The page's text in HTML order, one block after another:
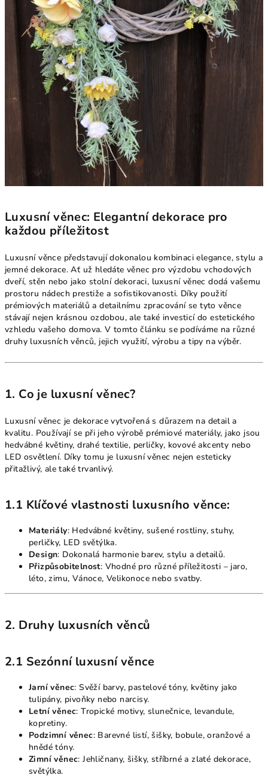
Luxusní věnec: Elegantní dekorace pro
každou příležitost
Luxusní věnce představují dokonalou kombinaci elegance, stylu a
jemné dekorace. Ať už hledáte věnec pro výzdobu vchodových
dveří, stěn nebo jako stolní dekoraci, luxusní věnec dodá vašemu
prostoru nádech prestiže a sofistikovanosti. Díky použití
prémiových materiálů a detailnímu zpracování se tyto věnce
stávají nejen krásnou ozdobou, ale také investicí do estetického
vzhledu vašeho domova. V tomto článku se podíváme na různé
druhy luxusních věnců, jejich využití, výrobu a tipy na výběr.
1. Co je luxusní věnec?
Luxusní věnec je dekorace vytvořená s důrazem na detail a
kvalitu. Používají se při jeho výrobě prémiové materiály, jako jsou
hedvábné květiny, drahé textilie, perličky, kovové akcenty nebo
LED osvětlení. Díky tomu je luxusní věnec nejen esteticky
přitažlivý, ale také trvanlivý.
1.1 Klíčové vlastnosti luxusního věnce:
Materiály: Hedvábné květiny, sušené rostliny, stuhy,
perličky, LED světýlka.
Design: Dokonalá harmonie barev, stylu a detailů.
Přizpůsobitelnost: Vhodné pro různé příležitosti – jaro,
léto, zimu, Vánoce, Velikonoce nebo svatby.
2. Druhy luxusních věnců
2.1 Sezónní luxusní věnce
Jarní věnec: Svěží barvy, pastelové tóny, květiny jako
tulipány, pivoňky nebo narcisy.
Letní věnec: Tropické motivy, slunečnice, levandule,
kopretiny.
Podzimní věnec: Barevné listí, šišky, bobule, oranžové a
hnědé tóny.
Zimní věnec: Jehličnany, šišky, stříbrné a zlaté dekorace,
světýlka.